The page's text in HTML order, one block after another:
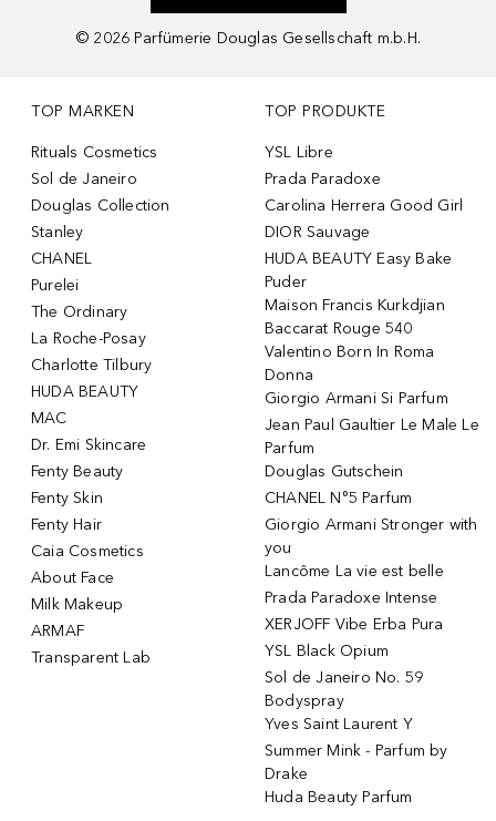
© 2026 Parfümerie Douglas Gesellschaft m.b.H.
TOP MARKEN
Rituals Cosmetics
Sol de Janeiro
Douglas Collection
Stanley
CHANEL
Purelei
The Ordinary
La Roche-Posay
Charlotte Tilbury
HUDA BEAUTY
MAC
Dr. Emi Skincare
Fenty Beauty
Fenty Skin
Fenty Hair
Caia Cosmetics
About Face
Milk Makeup
ARMAF
Transparent Lab
TOP PRODUKTE
YSL Libre
Prada Paradoxe
Carolina Herrera Good Girl
DIOR Sauvage
HUDA BEAUTY Easy Bake
Puder
Maison Francis Kurkdjian
Baccarat Rouge 540
Valentino Born In Roma
Donna
Giorgio Armani Si Parfum
Jean Paul Gaultier Le Male Le
Parfum
Douglas Gutschein
CHANEL N°5 Parfum
Giorgio Armani Stronger with
you
Lancôme La vie est belle
Prada Paradoxe Intense
XERJOFF Vibe Erba Pura
YSL Black Opium
Sol de Janeiro No. 59
Bodyspray
Yves Saint Laurent Y
Summer Mink - Parfum by
Drake
Huda Beauty Parfum